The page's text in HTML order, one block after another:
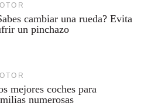
cambiar una rueda? Evita
un pinchazo
mejores coches para
numerosas